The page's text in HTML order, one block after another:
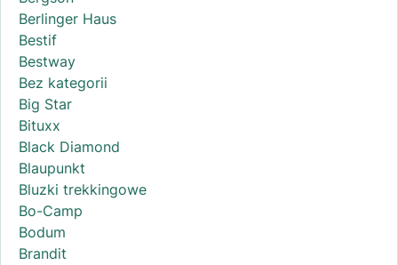
Berlinger Haus
Bestif
Bestway
Bez kategorii
Big Star
Bituxx
Black Diamond
Blaupunkt
Bluzki trekkingowe
Bo-Camp
Bodum
Brandit